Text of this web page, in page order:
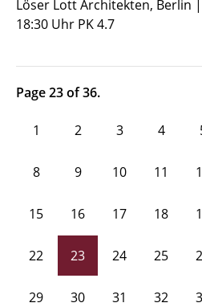
Löser Lott Architekten, Berlin
18:30 Uhr PK 4.7
Page 23 of 36.
1 2 3 4
8 9 10 11
15 16 17 18
22 23 24 25
29 30 31 32